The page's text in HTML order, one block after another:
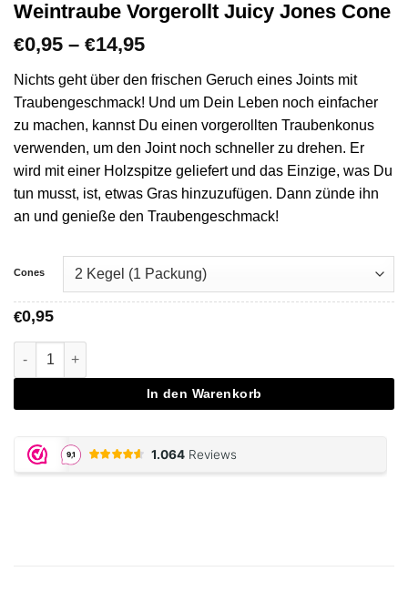
Weintraube Vorgerollt Juicy Jones Cone
€0,95 – €14,95Preisspanne:
bis
€14,95
Nichts geht über den frischen Geruch eines Joints mit
Traubengeschmack! Und um Dein Leben noch einfacher
zu machen, kannst Du einen vorgerollten Traubenkonus
verwenden, um den Joint noch schneller zu drehen. Er
wird mit einer Holzspitze geliefert und das Einzige, was Du
tun musst, ist, etwas Gras hinzuzufügen. Dann zünde ihn
an und genieße den Traubengeschmack!
Cones
€0,95
Grape Prerolled Juicy Jones Cone Menge
In den Warenkorb